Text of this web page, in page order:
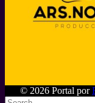
© 2026 Portal por